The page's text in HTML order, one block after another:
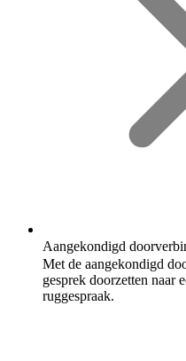
Aangekondigd
Met de aangekondigd
gesprek doorzetten naar
ruggespraak.